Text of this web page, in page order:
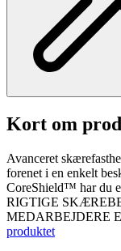
Kort om
Avanceret
forenet i en enkelt
CoreShield™ har du
RIGTIGE
MEDARBEJDERE
produktet